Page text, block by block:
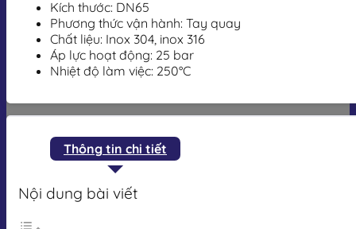
Kích thước: DN65
Phương thức vận hành: Tay quay
Chất liệu: Inox 304, inox 316
Áp lực hoạt động: 25 bar
Nhiệt độ làm việc: 250°C
Thông tin chi tiết
Nội dung bài viết